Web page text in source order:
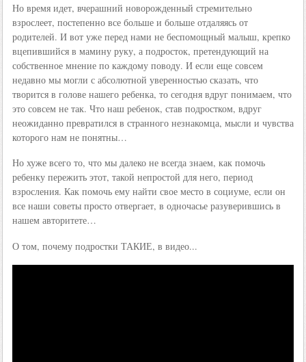
Но время идет, вчерашний новорожденный стремительно
взрослеет, постепенно все больше и больше отдаляясь от
родителей. И вот уже перед нами не беспомощный малыш, крепко
вцепившийся в мамину руку, а подросток, претендующий на
собственное мнение по каждому поводу. И если еще совсем
недавно мы могли с абсолютной уверенностью сказать, что
творится в голове нашего ребенка, то сегодня вдруг понимаем, что
это совсем не так. Что наш ребенок, став подростком, вдруг
неожиданно превратился в странного незнакомца, мысли и чувства
которого нам не понятны…
Но хуже всего то, что мы далеко не всегда знаем, как помочь
ребенку пережить этот, такой непростой для него, период
взросления. Как помочь ему найти свое место в социуме, если он
все наши советы просто отвергает, в одночасье разуверившись в
нашем авторитете…
О том, почему подростки ТАКИЕ, в видео...